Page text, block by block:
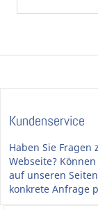
Kundenservice
Haben Sie
Webseite?
auf unseren
konkrete Anfrage